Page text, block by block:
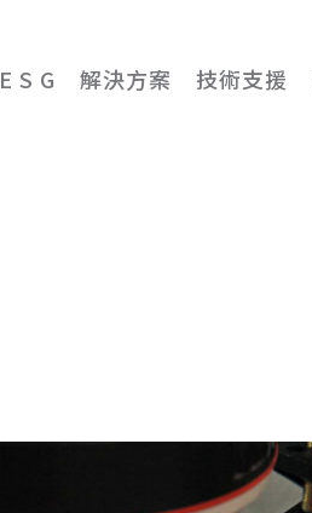
E S G 解決方案 技術支援